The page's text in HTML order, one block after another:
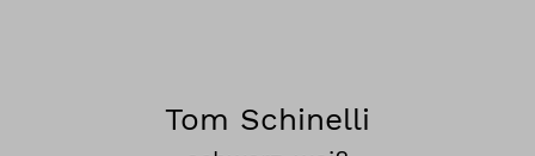
Tom Schinelli